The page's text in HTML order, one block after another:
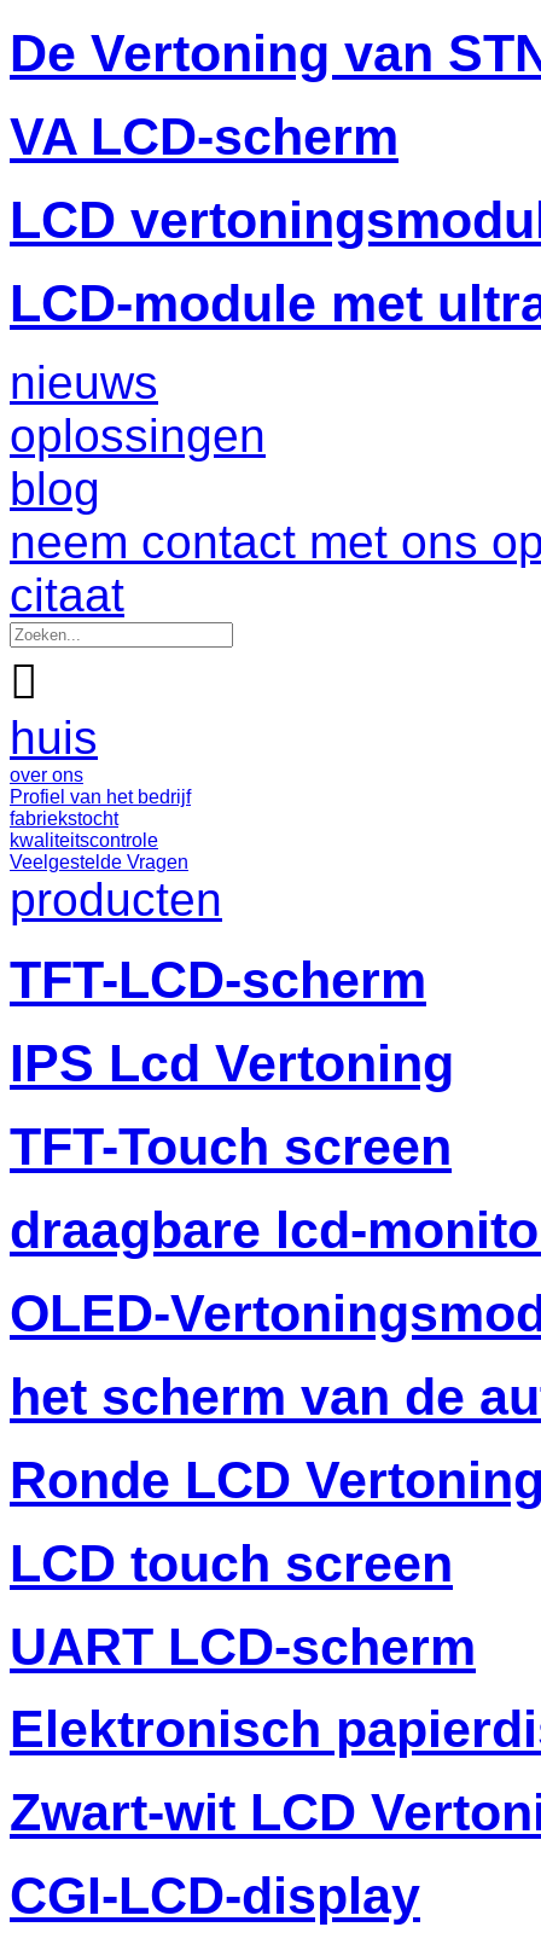
De Vertoning van
VA LCD-scherm
LCD
LCD-module met
nieuws
oplossingen
blog
neem contact met ons
citaat

huis
over ons
Profiel van het bedrijf
fabriekstocht
kwaliteitscontrole
Veelgestelde Vragen
producten
TFT-LCD-scherm
IPS Lcd Vertoning
TFT-Touch screen
draagbare lcd-
OLED-
het scherm van de
Ronde LCD
LCD touch screen
UART LCD-scherm
Elektronisch
Zwart-wit LCD
CGI-LCD-display